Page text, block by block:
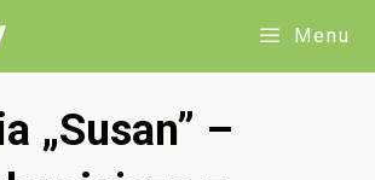
Menu
„Susan” –